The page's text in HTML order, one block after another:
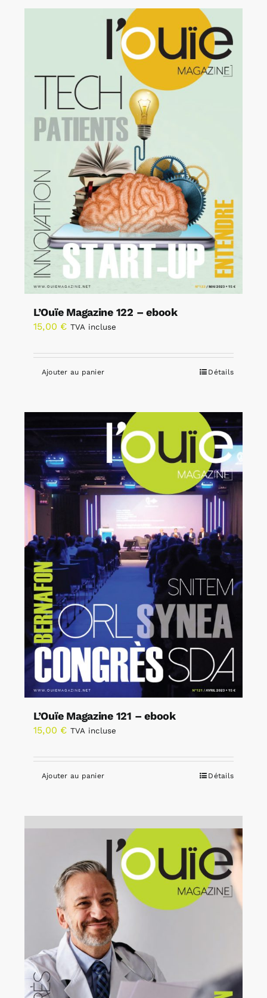
L’Ouïe Magazine 122 – ebook
15,00 € TVA incluse
Ajouter au panier Détails
L’Ouïe Magazine 121 – ebook
15,00 € TVA incluse
Ajouter au panier Détails